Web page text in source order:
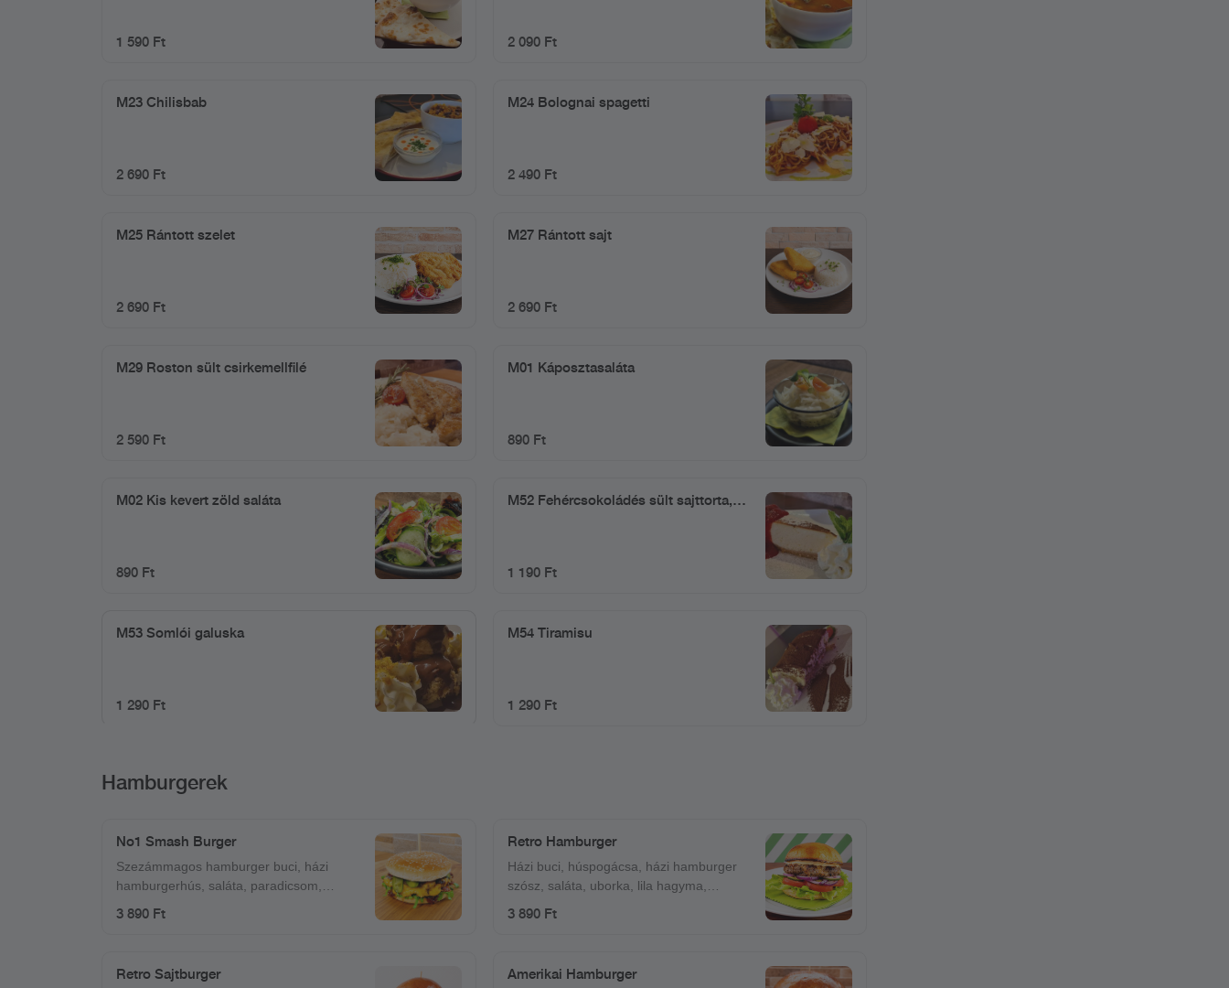
1 590 Ft 2 090 Ft
M23 Chilisbab
2 690 Ft
M24 Bolognai spagetti
2 490 Ft
M25 Rántott szelet
2 690 Ft
M27 Rántott sajt
2 690 Ft
M29 Roston sült csirkemellfilé
2 590 Ft
M01 Káposztasaláta
890 Ft
M02 Kis kevert zöld saláta
890 Ft
M52 Fehércsokoládés sült sajttorta,
1 190 Ft
M53 Somlói galuska
1 290 Ft
M54 Tiramisu
1 290 Ft
Hamburgerek
No1 Smash Burger
Szezámmagos hamburger buci, házi
hamburgerhús, saláta, paradicsom,
cheddar sajt
3 890 Ft
Retro Hamburger
Házi buci, húspogácsa, házi hamburger
szósz, saláta, uborka, lila hagyma,
3 890 Ft
Retro Sajtburger Amerikai Hamburger